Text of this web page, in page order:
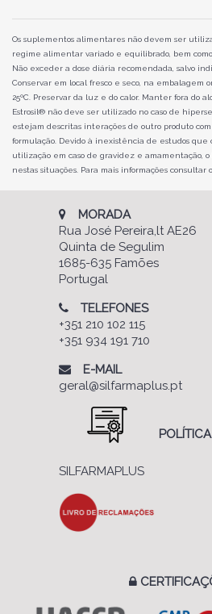
Os suplementos alimentares não devem ser
regime alimentar variado e equilibrado, bem
Não exceder a dose diária recomendada, salvo
Conservar em local fresco e seco, na
25ºC. Preservar da luz e do calor. Manter fora do
Estrosil® não deve ser utilizado no caso de
estejam descritas interações de outro produto
formulação. Devido à inexistência de estudos que
utilização em caso de gravidez e amamentação,
nestas situações. Para mais informações
MORADA
Rua José Pereira,lt AE26
Quinta de Segulim
1685-635 Famões
Portugal
TELEFONES
+351 210 102 115
+351 934 191 710
E-MAIL
geral@silfarmaplus.pt
SILFARMAPLUS